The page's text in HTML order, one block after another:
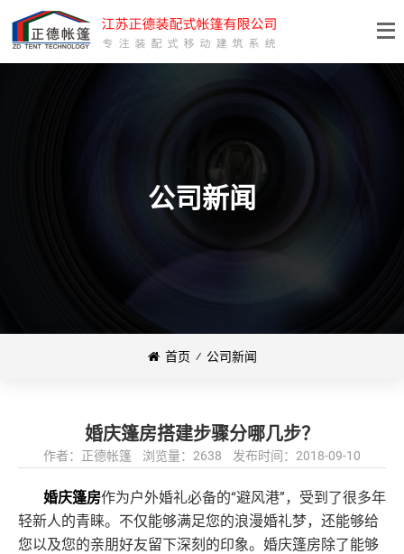
公司新闻
首页 ⁄ 公司新闻
婚庆篷房搭建步骤分哪几步？
作者：正德帐篷 浏览量：2638 发布时间：2018-09-10
婚庆篷房作为户外婚礼必备的“避风港”，受到了很多年
轻新人的青睐。不仅能够满足您的浪漫婚礼梦，还能够给
您以及您的亲朋好友留下深刻的印象。婚庆篷房除了能够